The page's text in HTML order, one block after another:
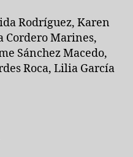
Rodríguez, Karen
Cordero Marines,
Sánchez Macedo,
Roca, Lilia García